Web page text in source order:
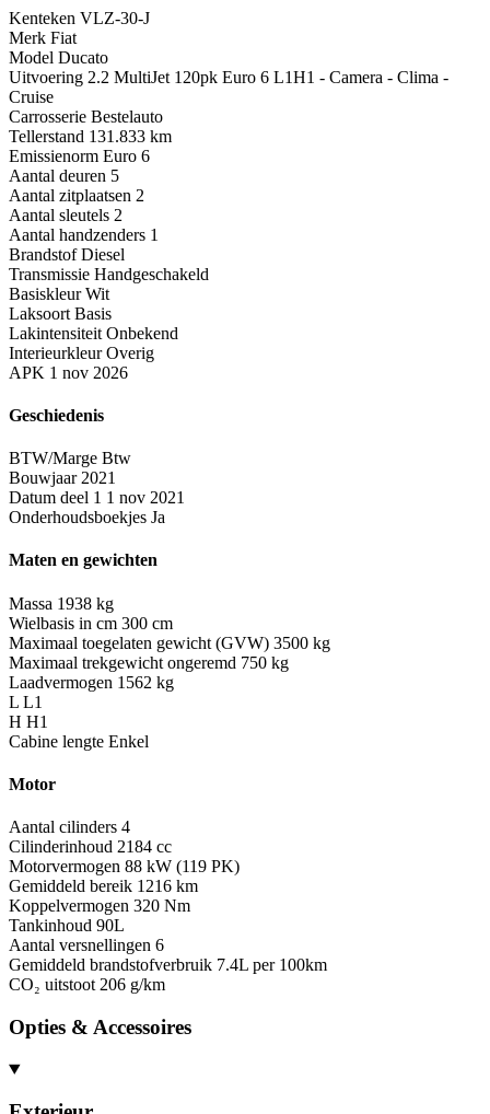
Kenteken VLZ-30-J
Merk Fiat
Model Ducato
Uitvoering 2.2 MultiJet 120pk Euro 6 L1H1 - Camera - Clima -
Cruise
Carrosserie Bestelauto
Tellerstand 131.833 km
Emissienorm Euro 6
Aantal deuren 5
Aantal zitplaatsen 2
Aantal sleutels 2
Aantal handzenders 1
Brandstof Diesel
Transmissie Handgeschakeld
Basiskleur Wit
Laksoort Basis
Lakintensiteit Onbekend
Interieurkleur Overig
APK 1 nov 2026
Geschiedenis
BTW/Marge Btw
Bouwjaar 2021
Datum deel 1 1 nov 2021
Onderhoudsboekjes Ja
Maten en gewichten
Massa 1938 kg
Wielbasis in cm 300 cm
Maximaal toegelaten gewicht (GVW) 3500 kg
Maximaal trekgewicht ongeremd 750 kg
Laadvermogen 1562 kg
L L1
H H1
Cabine lengte Enkel
Motor
Aantal cilinders 4
Cilinderinhoud 2184 cc
Motorvermogen 88 kW (119 PK)
Gemiddeld bereik 1216 km
Koppelvermogen 320 Nm
Tankinhoud 90L
Aantal versnellingen 6
Gemiddeld brandstofverbruik 7.4L per 100km
CO₂ uitstoot 206 g/km
Opties & Accessoires